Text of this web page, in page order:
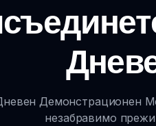
Демонстрационен
незабравимо